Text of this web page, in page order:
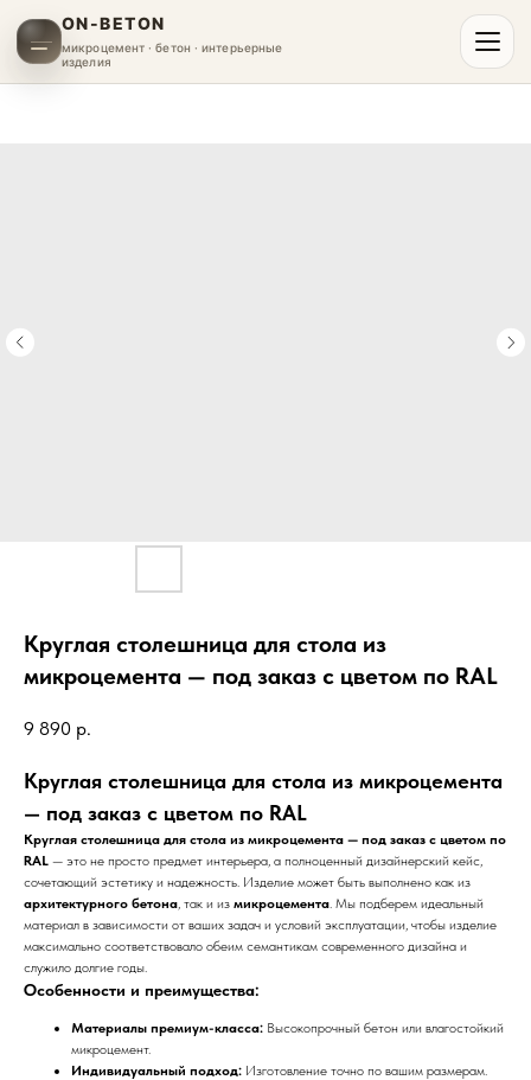
ON-BETON
микроцемент · бетон · интерьерные
изделия
Круглая столешница для стола из
микроцемента — под заказ с цветом по RAL
9 890 р.
Круглая столешница для стола из микроцемента
— под заказ с цветом по RAL
Круглая столешница для стола из микроцемента — под заказ с цветом по
RAL — это не просто предмет интерьера, а полноценный дизайнерский кейс,
сочетающий эстетику и надежность. Изделие может быть выполнено как из
архитектурного бетона, так и из микроцемента. Мы подберем идеальный
материал в зависимости от ваших задач и условий эксплуатации, чтобы изделие
максимально соответствовало обеим семантикам современного дизайна и
служило долгие годы.
Особенности и преимущества:
Материалы премиум-класса: Высокопрочный бетон или влагостойкий
микроцемент.
Индивидуальный подход: Изготовление точно по вашим размерам.